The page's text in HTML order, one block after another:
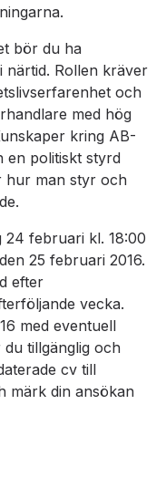
bör du ha
Rollen kräver
och
med hög
kring AB-
en politiskt styrd
hur man styr och
24 februari kl. 18:00
25 februari 2016.
efter
vecka.
med eventuell
tillgänglig och
cv till
märk din ansökan